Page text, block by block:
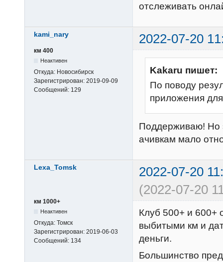
отслеживать
kami_nary 2022-07-20
км 400
Неактивен
Откуда: Новосибирск
Зарегистрирован: 2019-09-09
Сообщений: 129
Kakaru пишет:
По поводу
приложения
Поддерживаю! Но
ачивкам мало
Lexa_Tomsk
2022-07-20
(2022-07-20
км 1000+
Неактивен
Откуда: Томск
Зарегистрирован: 2019-06-03
Сообщений: 134
Клуб 500+ и 600+
выбитыми км и
деньги.
Большинство